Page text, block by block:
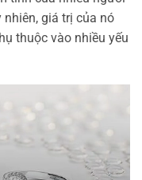
nhiên, giá trị của nó
thuộc vào nhiều yếu